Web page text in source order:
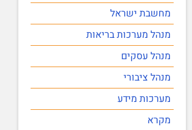
מחשבת ישראל
מנהל מערכות בריאות
מנהל עסקים
מנהל ציבורי
מערכות מידע
מקרא